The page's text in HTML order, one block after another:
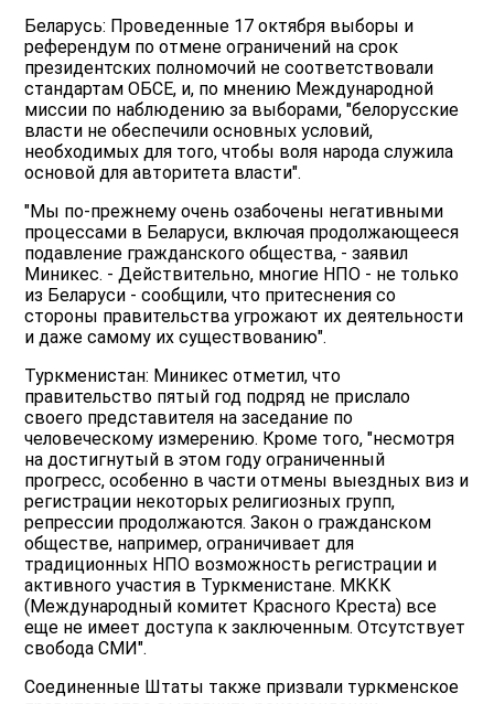
Беларусь: Проведенные 17 октября выборы и
референдум по отмене ограничений на срок
президентских полномочий не соответствовали
стандартам ОБСЕ, и, по мнению Международной
миссии по наблюдению за выборами, "белорусские
власти не обеспечили основных условий,
необходимых для того, чтобы воля народа служила
основой для авторитета власти".
"Мы по-прежнему очень озабочены негативными
процессами в Беларуси, включая продолжающееся
подавление гражданского общества, - заявил
Миникес. - Действительно, многие НПО - не только
из Беларуси - сообщили, что притеснения со
стороны правительства угрожают их деятельности
и даже самому их существованию".
Туркменистан: Миникес отметил, что
правительство пятый год подряд не прислало
своего представителя на заседание по
человеческому измерению. Кроме того, "несмотря
на достигнутый в этом году ограниченный
прогресс, особенно в части отмены выездных виз и
регистрации некоторых религиозных групп,
репрессии продолжаются. Закон о гражданском
обществе, например, ограничивает для
традиционных НПО возможность регистрации и
активного участия в Туркменистане. МККК
(Международный комитет Красного Креста) все
еще не имеет доступа к заключенным. Отсутствует
свобода СМИ".
Соединенные Штаты также призвали туркменское